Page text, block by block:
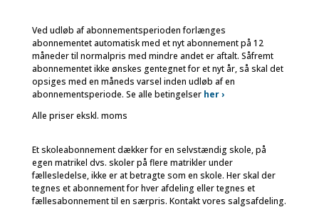
Ved udløb af abonnementsperioden forlænges
abonnementet automatisk med et nyt abonnement på 12
måneder til normalpris med mindre andet er aftalt. Såfremt
abonnementet ikke ønskes gentegnet for et nyt år, så skal det
opsiges med en måneds varsel inden udløb af en
abonnementsperiode. Se alle betingelser her ›
Alle priser ekskl. moms
Et skoleabonnement dækker for en selvstændig skole, på
egen matrikel dvs. skoler på flere matrikler under
fællesledelse, ikke er at betragte som en skole. Her skal der
tegnes et abonnement for hver afdeling eller tegnes et
fællesabonnement til en særpris. Kontakt vores salgsafdeling.